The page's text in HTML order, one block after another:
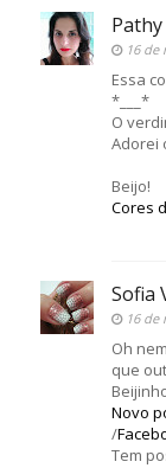
16 de
Essa
*___*
O
Adorei
Beijo!
Cores
Sofia
16 de
Oh
que
Novo
/
Tem